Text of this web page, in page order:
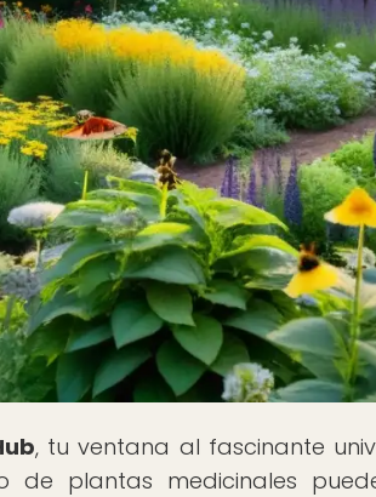
, tu ventana al fascinante
de plantas medicinales